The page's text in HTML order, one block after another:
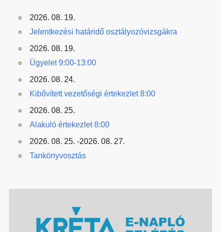
2026. 08. 19.
Jelentkezési határidő osztályozóvizsgákra
2026. 08. 19.
Ügyelet 9:00-13:00
2026. 08. 24.
Kibővített vezetőségi értekezlet 8:00
2026. 08. 25.
Alakuló értekezlet 8:00
2026. 08. 25. -2026. 08. 27.
Tankönyvosztás